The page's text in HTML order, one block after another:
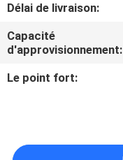
CONTRÔLE
DE
QUALITÉ
NOUS
Délai de livraison:
Capacité
d'approvisionnement:
Le point fort: